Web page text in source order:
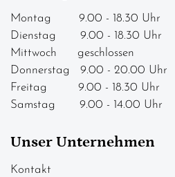
Montag 9.00 - 18.30 Uhr
Dienstag 9.00 - 18.30 Uhr
Mittwoch geschlossen
Donnerstag 9.00 - 20.00 Uhr
Freitag 9.00 - 18.30 Uhr
Samstag 9.00 - 14.00 Uhr
Unser Unternehmen
Kontakt